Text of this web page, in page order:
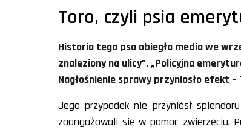
Toro, czyli psia
Historia tego psa obiegła media we
znaleziony na ulicy”, „Policyjna
Nagłośnienie sprawy przyniosło efekt
Jego przypadek nie przyniósł
zaangażowali się w pomoc zwierzęciu.